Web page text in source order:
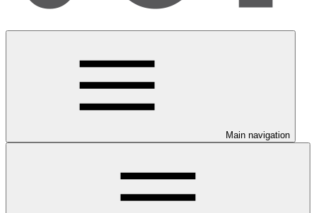
Main navigation